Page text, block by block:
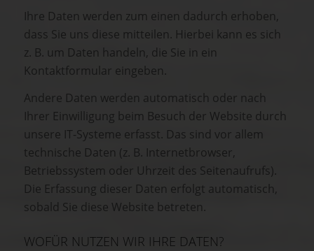
Ihre Daten werden zum einen dadurch erhoben,
dass Sie uns diese mitteilen. Hierbei kann es sich
z. B. um Daten handeln, die Sie in ein
Kontaktformular eingeben.
Andere Daten werden automatisch oder nach
Ihrer Einwilligung beim Besuch der Website durch
unsere IT-Systeme erfasst. Das sind vor allem
technische Daten (z. B. Internetbrowser,
Betriebssystem oder Uhrzeit des Seitenaufrufs).
Die Erfassung dieser Daten erfolgt automatisch,
sobald Sie diese Website betreten.
WOFÜR NUTZEN WIR IHRE DATEN?